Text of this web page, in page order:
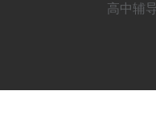
高中辅